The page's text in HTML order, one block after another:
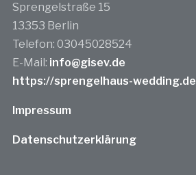
Sprengelstraße 15
13353 Berlin
Telefon: 03045028524
E-Mail: info@gisev.de
https://sprengelhaus-wedding.de
Impressum
Datenschutzerklärung